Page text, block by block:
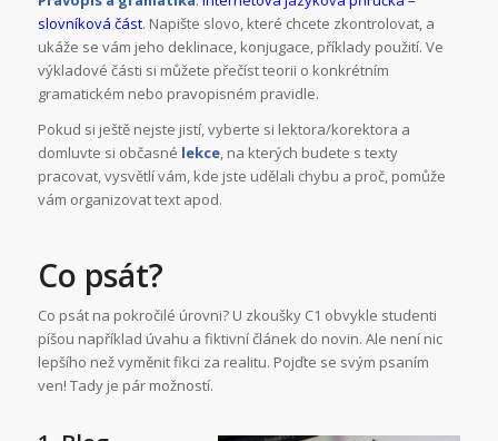
slovníková část. Napište slovo, které chcete zkontrolovat, a
ukáže se vám jeho deklinace, konjugace, příklady použití. Ve
výkladové části si můžete přečíst teorii o konkrétním
gramatickém nebo pravopisném pravidle.
Pokud si ještě nejste jistí, vyberte si lektora/korektora a
domluvte si občasné lekce, na kterých budete s texty
pracovat, vysvětlí vám, kde jste udělali chybu a proč, pomůže
vám organizovat text apod.
Co psát?
Co psát na pokročilé úrovni? U zkoušky C1 obvykle studenti
píšou například úvahu a fiktivní článek do novin. Ale není nic
lepšího než vyměnit fikci za realitu. Pojďte se svým psaním
ven! Tady je pár možností.